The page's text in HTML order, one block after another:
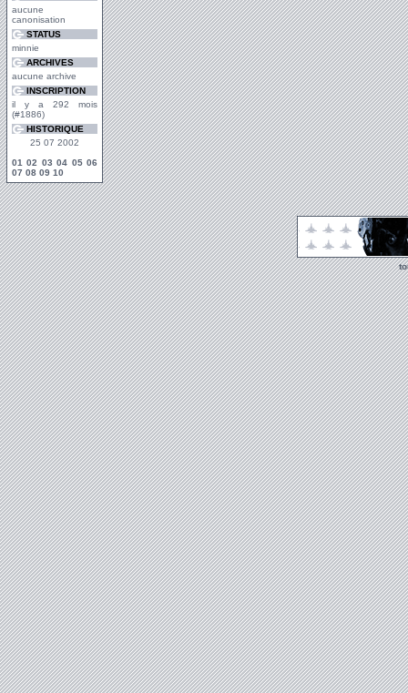
aucune
canonisation
STATUS
minnie
ARCHIVES
aucune archive
INSCRIPTION
il y a 292 mois
(#1886)
HISTORIQUE
25 07 2002
01 02 03 04 05 06
07 08 09 10